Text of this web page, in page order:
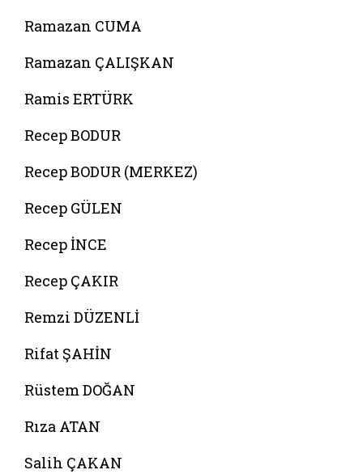
Ramazan CUMA
Ramazan ÇALIŞKAN
Ramis ERTÜRK
Recep BODUR
Recep BODUR (MERKEZ)
Recep GÜLEN
Recep İNCE
Recep ÇAKIR
Remzi DÜZENLİ
Rifat ŞAHİN
Rüstem DOĞAN
Rıza ATAN
Salih ÇAKAN